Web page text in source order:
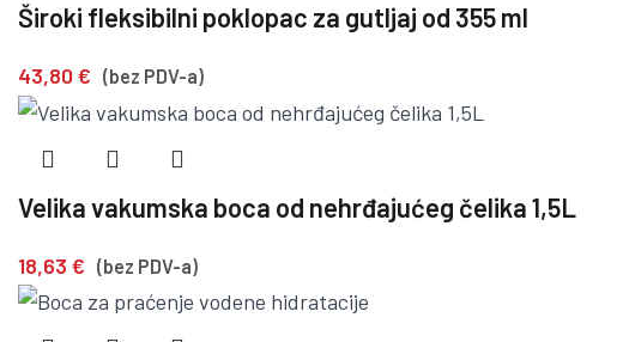
Široki fleksibilni poklopac za gutljaj od 355 ml
43,80€ (bez PDV-a)
Velika vakumska boca od nehrđajućeg čelika 1,5L
18,63 € (bez PDV-a)